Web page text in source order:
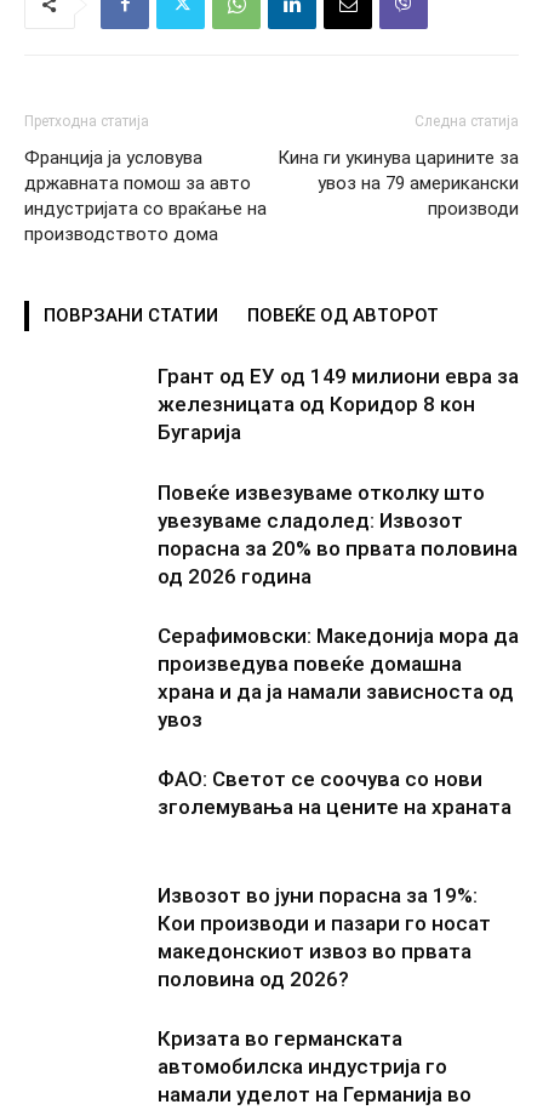
Претходна статија
Франција ја условува
државната помош за авто
индустријата со враќање на
производството дома
Следна статија
Кина ги укинува царините за
увоз на 79 американски
производи
ПОВРЗАНИ СТАТИИ ПОВЕЌЕ ОД АВТОРОТ
Грант од ЕУ од 149 милиони евра за
железницата од Коридор 8 кон
Бугарија
Повеќе извезуваме отколку што
увезуваме сладолед: Извозот
порасна за 20% во првата половина
од 2026 година
Серафимовски: Македонија мора да
произведува повеќе домашна
храна и да ја намали зависноста од
увоз
ФАО: Светот се соочува со нови
зголемувања на цените на храната
Извозот во јуни порасна за 19%:
Кои производи и пазари го носат
македонскиот извоз во првата
половина од 2026?
Кризата во германската
автомобилска индустрија го
намали уделот на Германија во